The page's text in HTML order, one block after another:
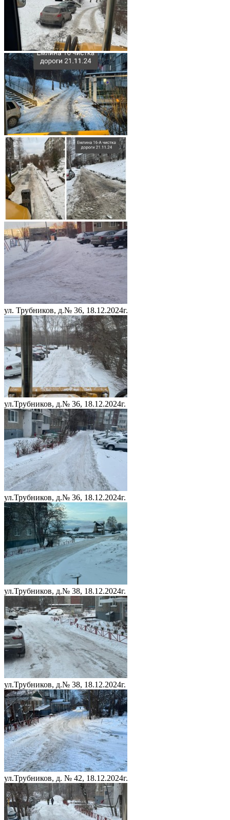
ул. Трубников, д.№ 36, 18.12.2024г.
ул.Трубников, д.№ 36, 18.12.2024г.
ул.Трубников, д.№ 36, 18.12.2024г.
ул.Трубников, д.№ 38, 18.12.2024г.
ул.Трубников, д.№ 38, 18.12.2024г.
ул.Трубников, д. № 42, 18.12.2024г.